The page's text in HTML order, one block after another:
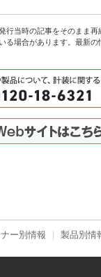
行当時の記事をそのまま
る場合があります。最新
ー別情報 製品別情